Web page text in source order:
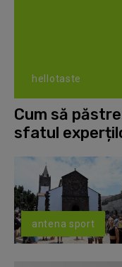
hellotaste
Cum să
sfatul
antena sport